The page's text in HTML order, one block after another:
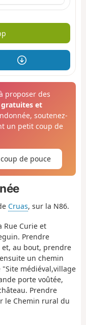
proposer des
et
soutenez-
un petit coup de
de pouce
Cruas, sur la N86.
Rue Curie et
Prendre
et, au bout, prendre
un chemin
médiéval,village
porte voûtée,
Prendre
le Chemin rural du